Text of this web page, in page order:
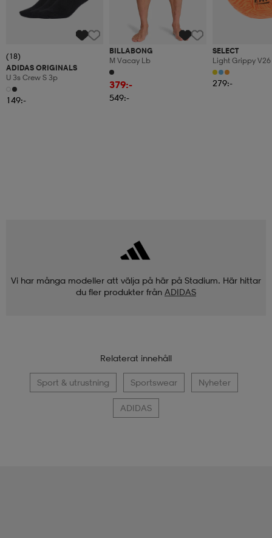
(18)
ADIDAS ORIGINALS
U 3s Crew S 3p
149:-
BILLABONG
M Vacay Lb
379:-
549:-
SELECT
Light Grippy V26
279:-
Vi har många modeller att välja på här på Stadium. Här hittar
du fler produkter från ADIDAS
Relaterat innehåll
Sport & utrustning Sportswear Nyheter
ADIDAS